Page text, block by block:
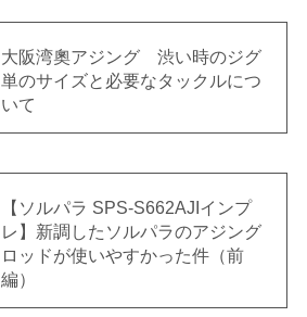
大阪湾奧アジング 渋い時のジグ
単のサイズと必要なタックルにつ
いて
【ソルパラ SPS-S662AJIインプ
レ】新調したソルパラのアジング
ロッドが使いやすかった件（前
編）